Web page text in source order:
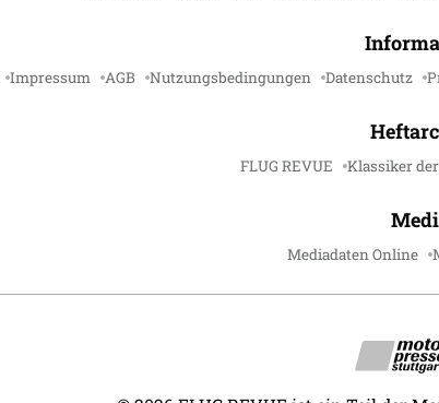
Impressum AGB Nutzungsbedingungen Datenschutz
FLUG REVUE Klassiker
Mediadaten Online